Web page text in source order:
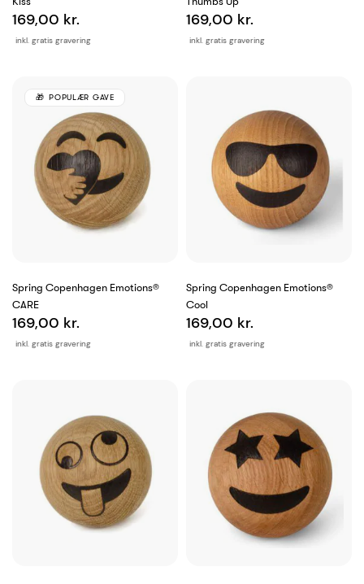
inkl. gratis gravering
169,00 kr.
inkl. gratis gravering
169,00 kr.
Spring Copenhagen Emotions®
CARE
inkl. gratis gravering
169,00 kr.
POPULÆR GAVE
Spring Copenhagen Emotions®
Cool
inkl. gratis gravering
169,00 kr.